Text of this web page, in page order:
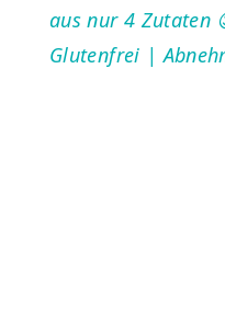
aus nur 4 Zutaten
Glutenfrei |